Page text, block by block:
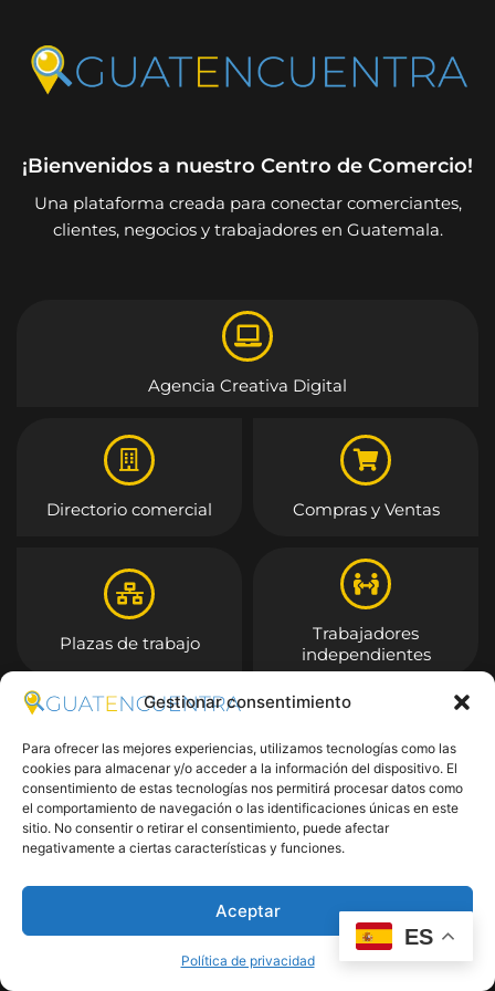
Gestionar consentimiento
Para ofrecer las mejores experiencias, utilizamos tecnologías como las
cookies para almacenar y/o acceder a la información del dispositivo. El
consentimiento de estas tecnologías nos permitirá procesar datos como
el comportamiento de navegación o las identificaciones únicas en este
sitio. No consentir o retirar el consentimiento, puede afectar
negativamente a ciertas características y funciones.
Aceptar
Política de privacidad
¡Bienvenidos a nuestro Centro de Comercio!
Una plataforma creada para conectar comerciantes,
clientes, negocios y trabajadores en Guatemala.
Agencia Creativa Digital
Directorio comercial Compras y Ventas
Plazas de trabajo
Trabajadores
independientes
Entrar
ES